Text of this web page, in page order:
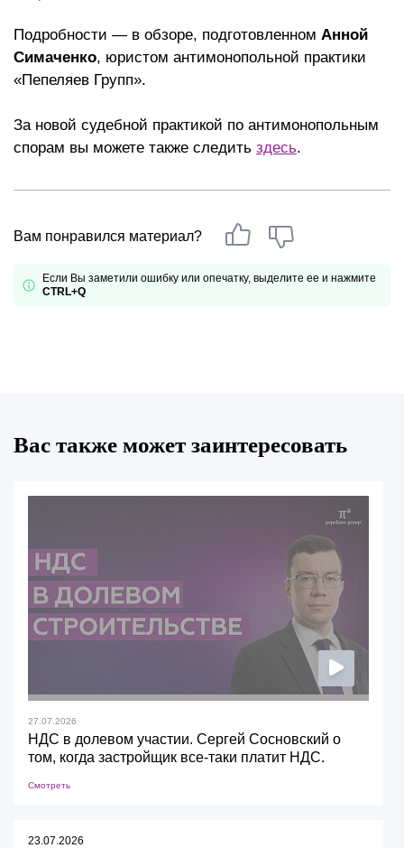
Подробности — в обзоре, подготовленном Анной
Симаченко, юристом антимонопольной практики
«Пепеляев Групп».
За новой судебной практикой по антимонопольным
спорам вы можете также следить здесь.
Вам понравился материал?
Если Вы заметили ошибку или опечатку, выделите ее и нажмите
CTRL+Q
Вас также может заинтересовать
27.07.2026
НДС в долевом участии. Сергей Сосновский о
том, когда застройщик все-таки платит НДС.
Смотреть
23.07.2026